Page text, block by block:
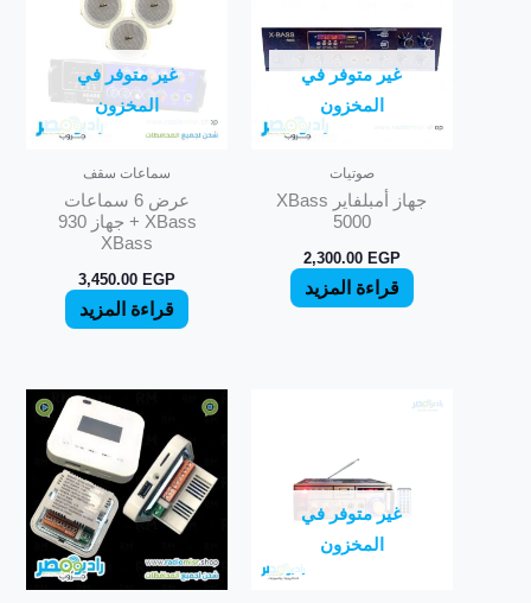
غير متوفر في
المخزون
صوتيات
جهاز أمبلفاير XBass
5000
2,300.00 EGP
قراءة المزيد
غير متوفر في
المخزون
سماعات سقف
عرض 6 سماعات
XBass + جهاز 930
XBass
3,450.00EGP
قراءة المزيد
غير متوفر في
المخزون